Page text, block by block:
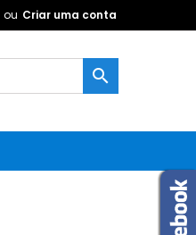
ou Criar uma conta
